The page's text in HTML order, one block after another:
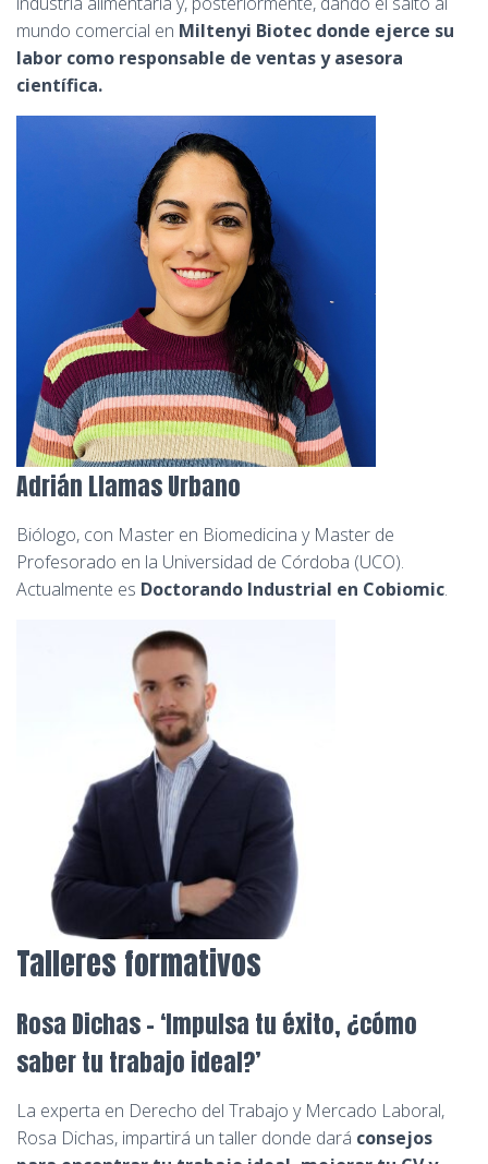
mundo comercial en Miltenyi Biotec donde ejerce su
labor como responsable de ventas y asesora
científica.
Adrián Llamas Urbano
Biólogo, con Master en Biomedicina y Master de
Profesorado en la Universidad de Córdoba (UCO).
Actualmente es Doctorando Industrial en Cobiomic.
Talleres formativos
Rosa Dichas – ‘Impulsa tu éxito, ¿cómo
saber tu trabajo ideal?’
La experta en Derecho del Trabajo y Mercado Laboral,
Rosa Dichas, impartirá un taller donde dará consejos